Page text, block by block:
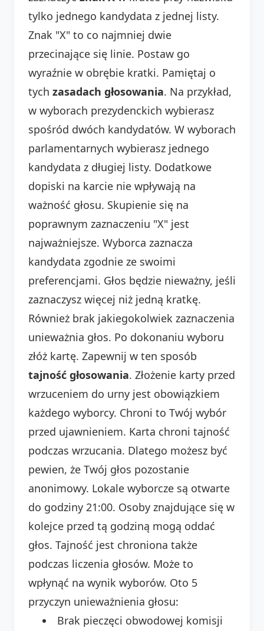
tylko jednego kandydata z jednej listy.
Znak "X" to co najmniej dwie
przecinające się linie. Postaw go
wyraźnie w obrębie kratki. Pamiętaj o
tych zasadach głosowania. Na przykład,
w wyborach prezydenckich wybierasz
spośród dwóch kandydatów. W wyborach
parlamentarnych wybierasz jednego
kandydata z długiej listy. Dodatkowe
dopiski na karcie nie wpływają na
ważność głosu. Skupienie się na
poprawnym zaznaczeniu "X" jest
najważniejsze. Wyborca zaznacza
kandydata zgodnie ze swoimi
preferencjami. Głos będzie nieważny, jeśli
zaznaczysz więcej niż jedną kratkę.
Również brak jakiegokolwiek zaznaczenia
unieważnia głos. Po dokonaniu wyboru
złóż kartę. Zapewnij w ten sposób
tajność głosowania. Złożenie karty przed
wrzuceniem do urny jest obowiązkiem
każdego wyborcy. Chroni to Twój wybór
przed ujawnieniem. Karta chroni tajność
podczas wrzucania. Dlatego możesz być
pewien, że Twój głos pozostanie
anonimowy. Lokale wyborcze są otwarte
do godziny 21:00. Osoby znajdujące się w
kolejce przed tą godziną mogą oddać
głos. Tajność jest chroniona także
podczas liczenia głosów. Może to
wpłynąć na wynik wyborów. Oto 5
przyczyn unieważnienia głosu:
Brak pieczęci obwodowej komisji